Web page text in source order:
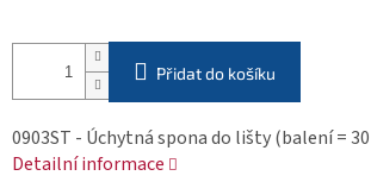
Přidat do košíku
0903ST - Úchytná spona do lišty (balení =
Detailní informace